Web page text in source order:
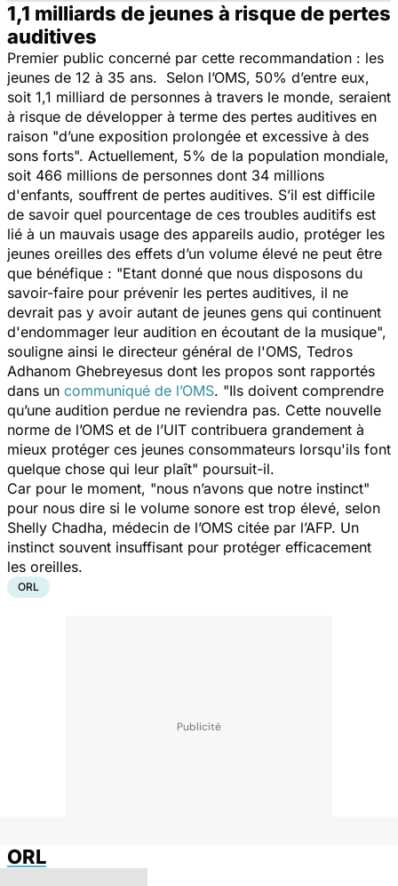
1,1 milliards de jeunes à risque de pertes
auditives
Premier public concerné par cette recommandation : les
jeunes de 12 à 35 ans. Selon l’OMS, 50% d’entre eux,
soit 1,1 milliard de personnes à travers le monde, seraient
à risque de développer à terme des pertes auditives en
raison "d’une exposition prolongée et excessive à des
sons forts". Actuellement, 5% de la population mondiale,
soit 466 millions de personnes dont 34 millions
d'enfants, souffrent de pertes auditives. S’il est difficile
de savoir quel pourcentage de ces troubles auditifs est
lié à un mauvais usage des appareils audio, protéger les
jeunes oreilles des effets d’un volume élevé ne peut être
que bénéfique : "Etant donné que nous disposons du
savoir-faire pour prévenir les pertes auditives, il ne
devrait pas y avoir autant de jeunes gens qui continuent
d'endommager leur audition en écoutant de la musique",
souligne ainsi le directeur général de l'OMS, Tedros
Adhanom Ghebreyesus dont les propos sont rapportés
dans un communiqué de l’OMS. "Ils doivent comprendre
qu’une audition perdue ne reviendra pas. Cette nouvelle
norme de l’OMS et de l’UIT contribuera grandement à
mieux protéger ces jeunes consommateurs lorsqu'ils font
quelque chose qui leur plaît" poursuit-il.
Car pour le moment, "nous n’avons que notre instinct"
pour nous dire si le volume sonore est trop élevé, selon
Shelly Chadha, médecin de l’OMS citée par l’AFP. Un
instinct souvent insuffisant pour protéger efficacement
les oreilles.
ORL
ORL